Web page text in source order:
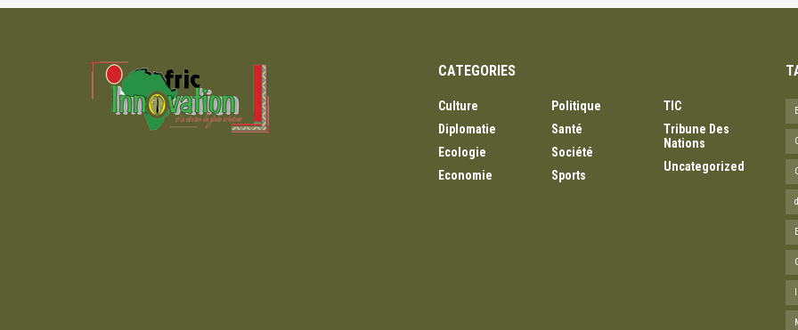
CATEGORIES
Culture
Diplomatie
Ecologie
Economie
Politique
Santé
Société
Sports
TIC
Tribune Des
Nations
Uncategorized